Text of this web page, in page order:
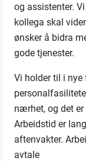
og assistenter.
kollega skal
ønsker å bidra
gode tjenester.
Vi holder til i nye
nærhet, og det
Arbeidstid er
aftenvakter.
avtale